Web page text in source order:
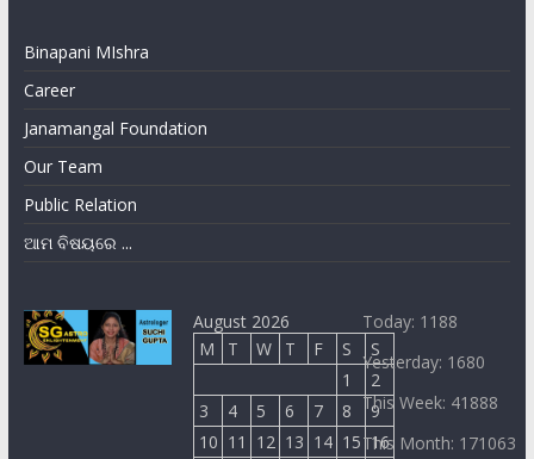
Binapani MIshra
Career
Janamangal Foundation
Our Team
Public Relation
ଆମ ବିଷୟରେ ...
August 2026
M
T W T F S
S
1
2
3
4 5 6 7 8
9
10 11 12 13 14 15 16
Today: 1188
Yesterday: 1680
This Week: 41888
This Month: 171063